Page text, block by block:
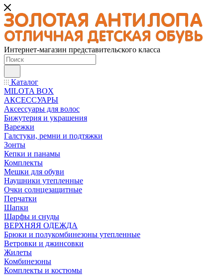
Интернет-магазин представительского класса
Каталог
MILOTA BOX
АКСЕССУАРЫ
Аксессуары для волос
Бижутерия и украшения
Варежки
Галстуки, ремни и подтяжки
Зонты
Кепки и панамы
Комплекты
Мешки для обуви
Наушники утепленные
Очки солнцезащитные
Перчатки
Шапки
Шарфы и снуды
ВЕРХНЯЯ ОДЕЖДА
Брюки и полукомбинезоны утепленные
Ветровки и джинсовки
Жилеты
Комбинезоны
Комплекты и костюмы